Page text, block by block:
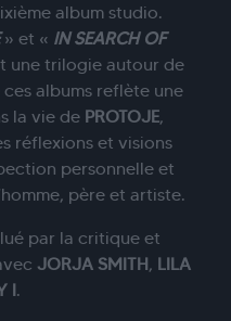
album studio.
» et « IN SEARCH OF
une trilogie autour de
ces albums reflète une
la vie de PROTOJE,
réflexions et visions
personnelle et
père et artiste.
par la critique et
JORJA SMITH, LILA
I.